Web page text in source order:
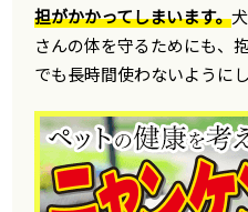
担がかかってしまいます。
さんの体を守るためにも、
でも長時間使わないように